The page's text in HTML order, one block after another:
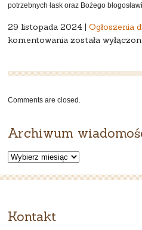
potrzebnych łask oraz Bożego
29 listopada 2024 |Ogłoszenia
komentowaniaPIERWSZA
–
grudnia
została
Comments are closed.
Archiwum
Archiwum
wiadomości
Kontakt